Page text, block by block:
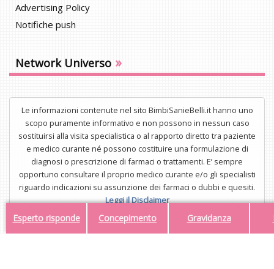
Esperto risponde Concepimento Gravidanza
Advertising Policy
Notifiche push
Network Universo »
Le informazioni contenute nel sito BimbiSanieBelli.it hanno uno
scopo puramente informativo e non possono in nessun caso
sostituirsi alla visita specialistica o al rapporto diretto tra paziente
e medico curante né possono costituire una formulazione di
diagnosi o prescrizione di farmaci o trattamenti. E’ sempre
opportuno consultare il proprio medico curante e/o gli specialisti
riguardo indicazioni su assunzione dei farmaci o dubbi e quesiti.
Leggi il Disclaimer
UNISTAR Srl - Corso di Porta Nuova 3/A, 20121, Milano - P.IVA